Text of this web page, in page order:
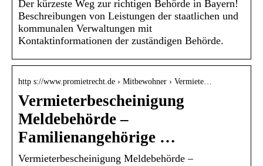
Der kürzeste Weg zur richtigen Behörde in Bayern!
Beschreibungen von Leistungen der staatlichen und
kommunalen Verwaltungen mit
Kontaktinformationen der zuständigen Behörde.
http s://www.promietrecht.de › Mitbewohner › Vermiete…
Vermieterbescheinigung
Meldebehörde –
Familienangehörige …
Vermieterbescheinigung Meldebehörde –